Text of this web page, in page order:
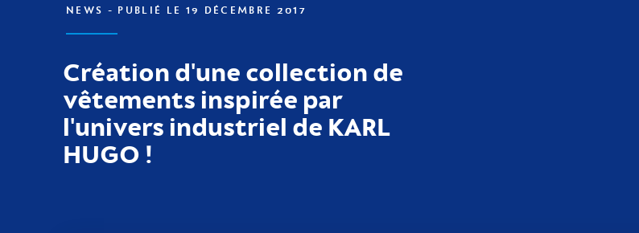
NEWS - PUBLIÉ LE 19 DÉCEMBRE 2017
Création d'une collection de
vêtements inspirée par
l'univers industriel de KARL
HUGO !